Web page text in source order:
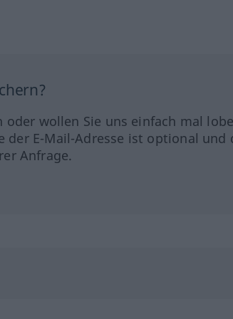
wollen Sie uns einfach mal
der E-Mail-Adresse ist optional und
Anfrage.